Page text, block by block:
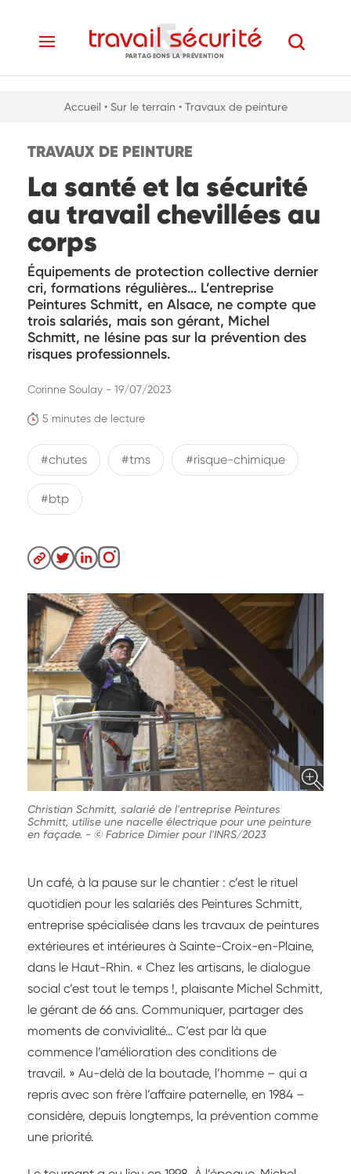
PARTAGEONS LA PRÉVENTION
Accueil • Sur le terrain • Travaux de peinture
TRAVAUX DE PEINTURE
La santé et la sécurité
au travail chevillées au
corps
Équipements de protection collective dernier
cri, formations régulières… L’entreprise
Peintures Schmitt, en Alsace, ne compte que
trois salariés, mais son gérant, Michel
Schmitt, ne lésine pas sur la prévention des
risques professionnels.
5 minutes de lecture
Corinne Soulay - 19/07/2023
#chutes #tms #risque-chimique
#btp
Christian Schmitt, salarié de l'entreprise Peintures
Schmitt, utilise une nacelle électrique pour une peinture
en façade. - © Fabrice Dimier pour l'INRS/2023
Un café, à la pause sur le chantier : c’est le rituel
quotidien pour les salariés des Peintures Schmitt,
entreprise spécialisée dans les travaux de peintures
extérieures et intérieures à Sainte-Croix-en-Plaine,
dans le Haut-Rhin. « Chez les artisans, le dialogue
social c’est tout le temps !, plaisante Michel Schmitt,
le gérant de 66 ans. Communiquer, partager des
moments de convivialité… C’est par là que
commence l’amélioration des conditions de
travail. » Au-delà de la boutade, l’homme – qui a
repris avec son frère l’affaire paternelle, en 1984 –
considère, depuis longtemps, la prévention comme
une priorité.